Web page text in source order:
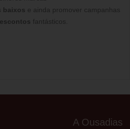
baixos e ainda promover campanhas
fantásticos.
A Ousadias